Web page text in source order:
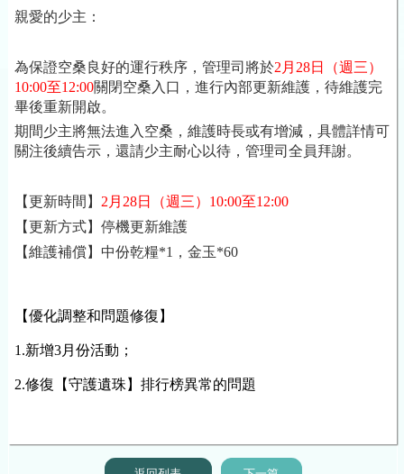
親愛的少主：
為保證空桑良好的運行秩序，管理司將於2月28日
（週三）
10:00至12:00關閉空桑入口，進行內部更新維護，待維護完
畢後重新開啟。
期間少主將無法進入空桑，維護時長或有增減，具體詳情可
關注後續告示，還請少主耐心以待，管理司全員拜謝。
【更新時間】2月28日
（週三）10:00至12:00
【更新方式】停機更新維護
【維護補償】中份乾糧*1，金玉*60
【優化調整和問題修復】
1.新增3月份活動 ；
2.修復【守護遺珠】排行榜異常的問題